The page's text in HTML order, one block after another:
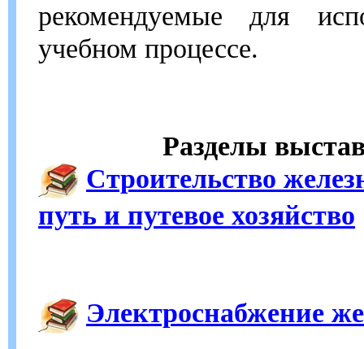
рекомендуемые для
учебном процессе.
Разделы
Строительство
путь и путевое хозяйство
Электроснабжение